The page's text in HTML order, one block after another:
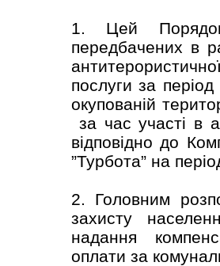
1. Цей Порядок
передбачених в
послуги за
окупованій
за час участі в
відповідно до
”Турбота” на
2. Головним
захисту
надання
оплати за